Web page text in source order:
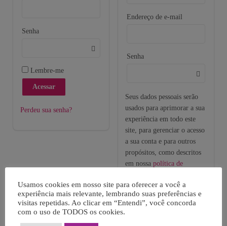
Senha
Lembre-me
Acessar
Perdeu sua senha?
Endereço de e-mail
Senha
Seus dados pessoais serão
usados para aprimorar a sua
experiência em todo este
site, para gerenciar o acesso
a sua conta e para outros
propósitos, como descritos
em nossa política de
Cadastre-se
Usamos cookies em nosso site para oferecer a você a
experiência mais relevante, lembrando suas preferências e
visitas repetidas. Ao clicar em “Entendi”, você concorda
com o uso de TODOS os cookies.